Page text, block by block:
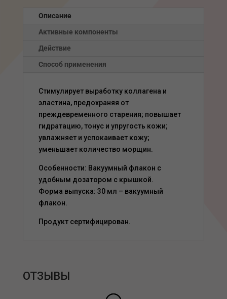
Описание
Активные компоненты
Действие
Способ применения
Стимулирует выработку коллагена и
эластина, предохраняя от
преждевременного старения; повышает
гидратацию, тонус и упругость кожи;
увлажняет и успокаивает кожу;
уменьшает количество морщин.
Особенности: Вакуумный флакон с
удобным дозатором с крышкой.
Форма выпуска: 30 мл – вакуумный
флакон.
Продукт сертифицирован.
ОТЗЫВЫ